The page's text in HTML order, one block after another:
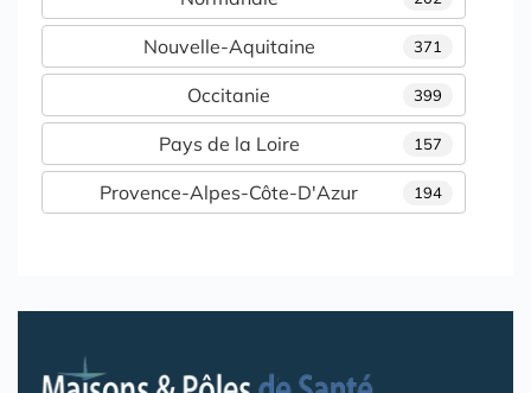
371
Nouvelle-Aquitaine
399
Occitanie
157
Pays de la Loire
194
Provence-Alpes-Côte-D'Azur